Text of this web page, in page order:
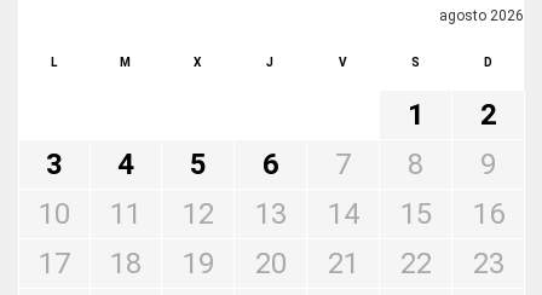
agosto 2026
L M X J V S D
1
2
3
4 5 6 7 8
9
10
11 12 13 14 15
16
17
18 19 20 21 22
23